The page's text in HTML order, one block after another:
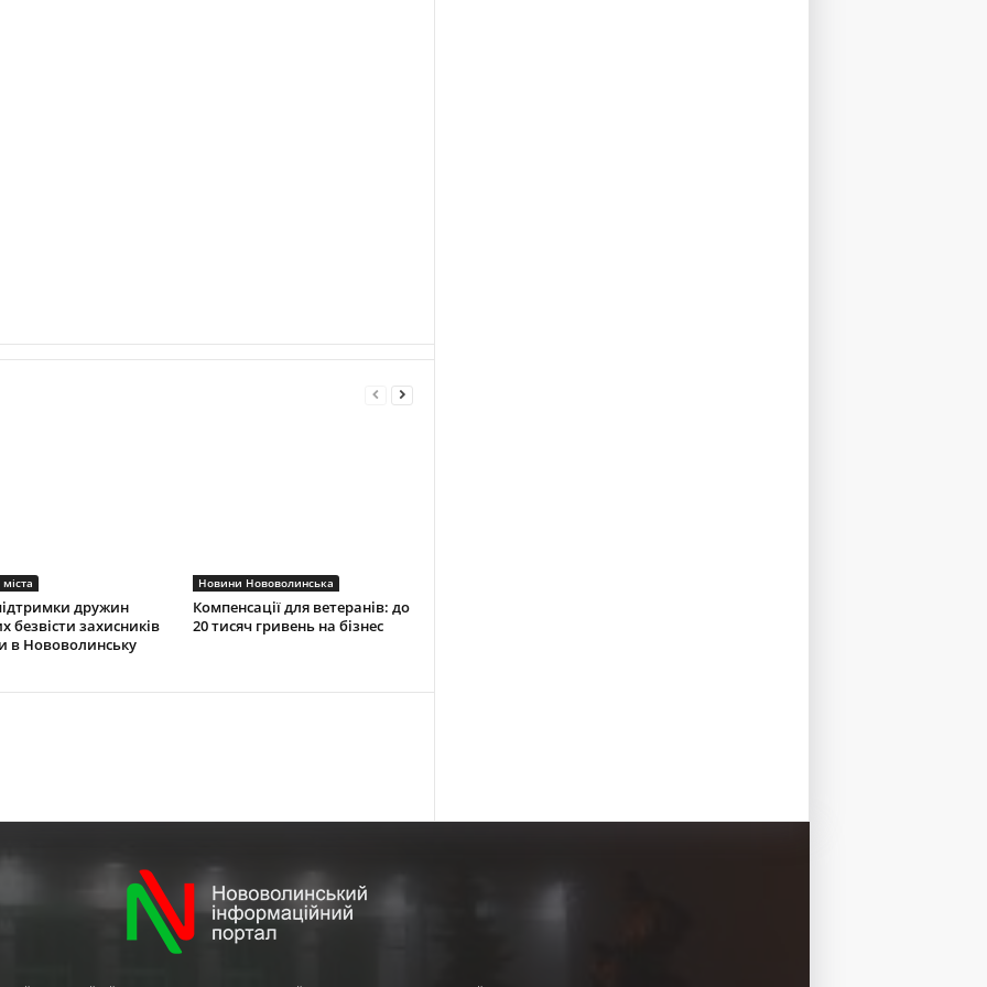
дружин
безвісти захисників
в Нововолинську
Новини Нововолинська
Компенсації для ветеранів: до
20 тисяч гривень на бізнес